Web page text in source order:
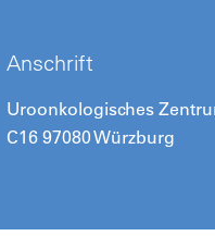
Anschrift
Uroonkologisches
C16 97080 Würzburg